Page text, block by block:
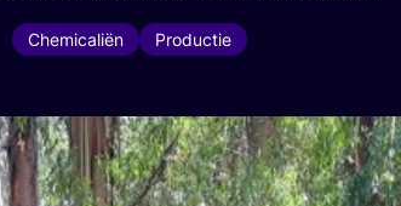
Chemicaliën Productie